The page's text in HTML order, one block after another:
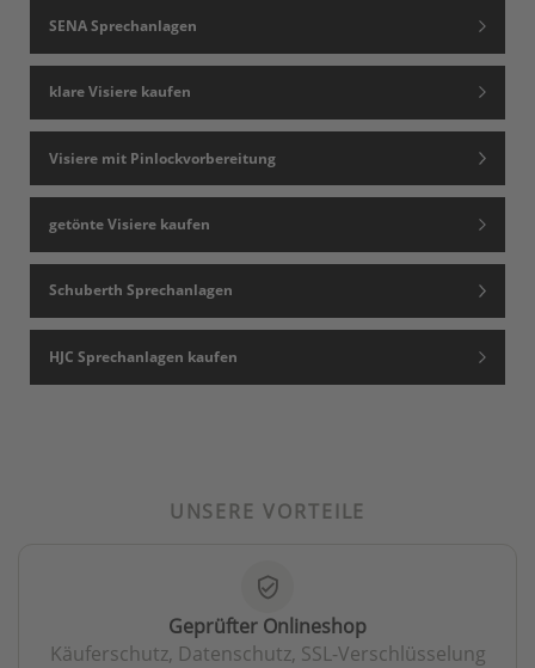
Visiere mit Pinlockvorbereitung
getönte Visiere kaufen
Schuberth Sprechanlagen
HJC Sprechanlagen kaufen
UNSERE VORTEILE
verified_user
Geprüfter Onlineshop
Käuferschutz, Datenschutz, SSL-Verschlüsselung